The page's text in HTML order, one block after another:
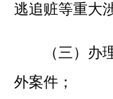
逃追赃等重大
（三）办理
外案件；